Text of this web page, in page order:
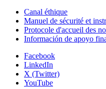
Canal éthique
Manuel de sécurité et
Protocole d'accueil des
Información de apoyo
Facebook
LinkedIn
X (Twitter)
YouTube